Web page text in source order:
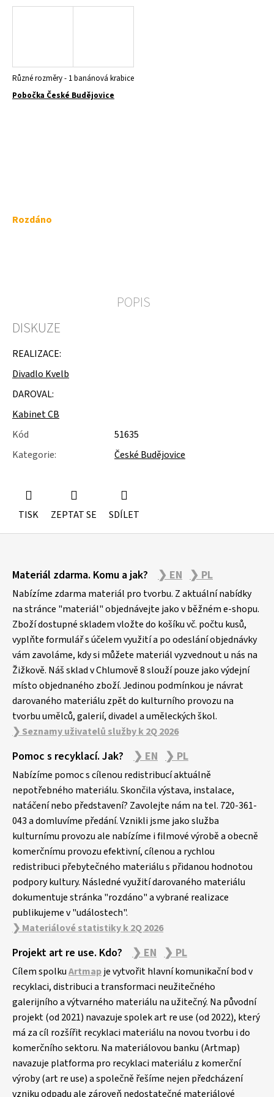
Různé rozměry - 1 banánová krabice
Pobočka České Budějovice
Měrná
Rozdáno
POPIS
DISKUZE
REALIZACE:
Divadlo Kvelb
DAROVAL:
Kabinet CB
Kód
51635
Kategorie: České Budějovice
TISK ZEPTAT SE SDÍLET
t
?
p
e
ŽIDLE
ČESKÝ
Materiál zdarma. Komu a jak? ❯ EN ❯ PL
Nabízíme zdarma materiál pro tvorbu. Z aktuální nabídky
na stránce "materiál" objednávejte jako v běžném e-shopu.
Zboží dostupné skladem vložte do košíku vč. počtu kusů,
vyplňte formulář s účelem využití a po odeslání objednávky
vám zavoláme, kdy si můžete materiál vyzvednout u nás na
Žižkově. Náš sklad v Chlumově 8 slouží pouze jako výdejní
místo objednaného zboží. Jedinou podmínkou je návrat
darovaného materiálu zpět do kulturního provozu na
tvorbu umělců, galerií, divadel a uměleckých škol.
❯ Seznamy uživatelů služby k 2Q 2026
Pomoc s recyklací. Jak? ❯ EN ❯ PL
Nabízíme pomoc s cílenou redistribucí aktuálně
nepotřebného materiálu. Skončila výstava, instalace,
natáčení nebo představení? Zavolejte nám na tel. 720-361-
043 a domluvíme předání. Vznikli jsme jako služba
kulturnímu provozu ale nabízíme i filmové výrobě a obecně
komerčnímu provozu efektivní, cílenou a rychlou
redistribuci přebytečného materiálu s přidanou hodnotou
podpory kultury. Následné využití darovaného materiálu
dokumentuje stránka "rozdáno" a vybrané realizace
publikujeme v "událostech".
❯ Materiálové statistiky k 2Q 2026
Projekt art re use. Kdo? ❯ EN ❯ PL
Cílem spolkuArtmapje vytvořit hlavní komunikační bod v
recyklaci, distribuci a transformaci neužitečného
galerijního a výtvarného materiálu na užitečný. Na původní
projekt (od 2021) navazuje spolek art re use (od 2022), který
má za cíl rozšířit recyklaci materiálu na novou tvorbu i do
komerčního sektoru. Na materiálovou banku (Artmap)
navazuje platforma pro recyklaci materiálu z komerční
výroby (art re use) a společně řešíme nejen předcházení
vzniku odpadu ale zároveň nedostatečné materiálové